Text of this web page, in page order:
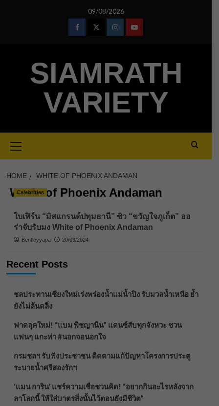
09/08/2026
FacebookTwitterInstagramYoutube
SIAMRATH
VARIETY
Menu
HOME WHITE OF PHOENIX ANDAMAN
White of Phoenix Andaman
Celebrities
ใบเฟิร์น “มิสแกรนด์ปทุมธานี” ซิว “ขวัญใจภูเก็ต” ออ
ร่าจับรับมง White of Phoenix Andaman
Bentleyyapa 20/03/2024
Recent Posts
ชลประทานเชียงใหม่เร่งพร่องน้ำแม่น้ำปิง รับมวลน้ำเหนือ ย้ำ
ยังไม่ล้นตลิ่ง
ฟาดลุคใหม่! “แบม พิชญานิน” แดนซ์สับทุกจังหวะ ชวน
แฟนๆ แกะท่า #นอกจอนอกใจ
กรมชลฯ รับฟังประชาชน ติดตามแก้ปัญหาโครงการประตู
ระบายน้ำศรีสองรักฯ
‘แมน การิน’ แชร์ความเชื่อชวนคิด! “อยากกินอะไรหลังจาก
ลาโลกนี้ ให้ใส่บาตรสิ่งนั้นไว้ตอนยังมีชีวิต”